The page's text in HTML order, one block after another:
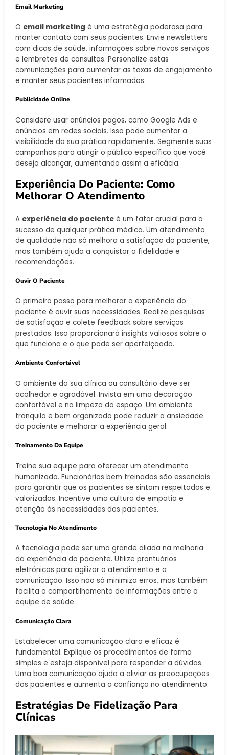
Email Marketing
O email marketing é uma estratégia poderosa para
manter contato com seus pacientes. Envie newsletters
com dicas de saúde, informações sobre novos serviços
e lembretes de consultas. Personalize estas
comunicações para aumentar as taxas de engajamento
e manter seus pacientes informados.
Publicidade Online
Considere usar anúncios pagos, como Google Ads e
anúncios em redes sociais. Isso pode aumentar a
visibilidade da sua prática rapidamente. Segmente suas
campanhas para atingir o público específico que você
deseja alcançar, aumentando assim a eficácia.
Experiência Do Paciente: Como
Melhorar O Atendimento
A experiência do paciente é um fator crucial para o
sucesso de qualquer prática médica. Um atendimento
de qualidade não só melhora a satisfação do paciente,
mas também ajuda a conquistar a fidelidade e
recomendações.
Ouvir O Paciente
O primeiro passo para melhorar a experiência do
paciente é ouvir suas necessidades. Realize pesquisas
de satisfação e colete feedback sobre serviços
prestados. Isso proporcionará insights valiosos sobre o
que funciona e o que pode ser aperfeiçoado.
Ambiente Confortável
O ambiente da sua clínica ou consultório deve ser
acolhedor e agradável. Invista em uma decoração
confortável e na limpeza do espaço. Um ambiente
tranquilo e bem organizado pode reduzir a ansiedade
do paciente e melhorar a experiência geral.
Treinamento Da Equipe
Treine sua equipe para oferecer um atendimento
humanizado. Funcionários bem treinados são essenciais
para garantir que os pacientes se sintam respeitados e
valorizados. Incentive uma cultura de empatia e
atenção às necessidades dos pacientes.
Tecnologia No Atendimento
A tecnologia pode ser uma grande aliada na melhoria
da experiência do paciente. Utilize prontuários
eletrônicos para agilizar o atendimento e a
comunicação. Isso não só minimiza erros, mas também
facilita o compartilhamento de informações entre a
equipe de saúde.
Comunicação Clara
Estabelecer uma comunicação clara e eficaz é
fundamental. Explique os procedimentos de forma
simples e esteja disponível para responder a dúvidas.
Uma boa comunicação ajuda a aliviar as preocupações
dos pacientes e aumenta a confiança no atendimento.
Estratégias De Fidelização Para
Clínicas